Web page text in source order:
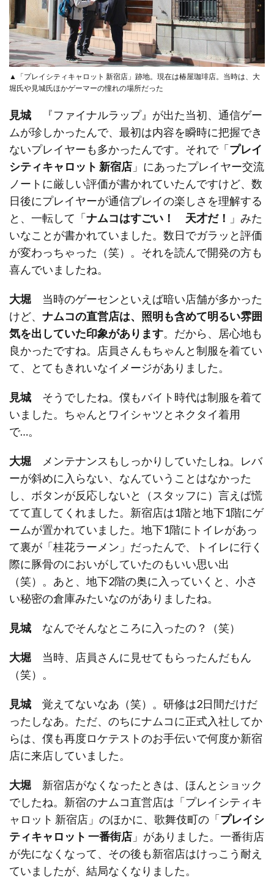
▲「プレイシティキャロット 新宿店」跡地。現在は椿屋珈琲店。当時は、大
堀氏や見城氏ほかゲーマーの憧れの場所だった
見城 『ファイナルラップ』が出た当初、通信ゲー
ムが珍しかったんで、最初は内容を瞬時に把握でき
ないプレイヤーも多かったんです。それで「プレイ
シティキャロット 新宿店 」にあったプレイヤー交流
ノートに厳しい評価が書かれていたんですけど、数
日後にプレイヤーが通信プレイの楽しさを理解する
と、一転して「ナムコはすごい！ 天才だ！ 」みた
いなことが書かれていました。数日でガラッと評価
が変わっちゃった（笑）。それを読んで開発の方も
喜んでいましたね。
大堀 当時のゲーセンといえば暗い店舗が多かった
けど、 ナムコの直営店は、照明も含めて明るい雰囲
気を出していた印象があります。だから、居心地も
良かったですね。店員さんもちゃんと制服を着てい
て、とてもきれいなイメージがありました。
見城 そうでしたね。僕もバイト時代は制服を着て
いました。ちゃんとワイシャツとネクタイ着用
で…。
大堀 メンテナンスもしっかりしていたしね。レバ
ーが斜めに入らない、なんていうことはなかった
し、ボタンが反応しないと（スタッフに）言えば慌
てて直してくれました。新宿店は1階と地下1階にゲ
ームが置かれていました。地下1階にトイレがあっ
て裏が「桂花ラーメン」だったんで、トイレに行く
際に豚骨のにおいがしていたのもいい思い出
（笑）。あと、地下2階の奥に入っていくと、小さ
い秘密の倉庫みたいなのがありましたね。
見城 なんでそんなところに入ったの？（笑）
大堀 当時、店員さんに見せてもらったんだもん
（笑）。
見城 覚えてないなあ（笑）。研修は2日間だけだ
ったしなあ。ただ、のちにナムコに正式入社してか
らは、僕も再度ロケテストのお手伝いで何度か新宿
店に来店していました。
大堀 新宿店がなくなったときは、ほんとショック
でしたね。新宿のナムコ直営店は「プレイシティキ
ャロット 新宿店」のほかに、歌舞伎町の「プレイシ
ティキャロット 一番街店 」がありました。一番街店
が先になくなって、その後も新宿店はけっこう耐え
ていましたが、結局なくなりました。